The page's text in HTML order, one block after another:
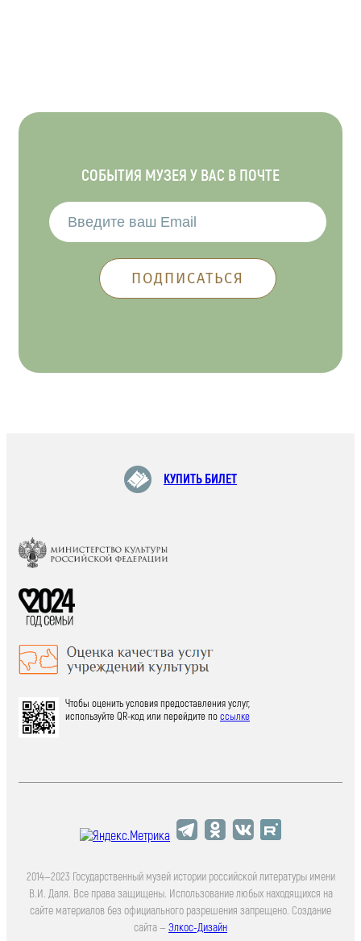
СОБЫТИЯ МУЗЕЯ У ВАС В ПОЧТЕ
КУПИТЬ БИЛЕТ
Чтобы оценить условия предоставления услуг,
используйте QR-код или перейдите поссылке
2014—2023 Государственный музей истории российской литературы имени
В.И. Даля. Все права защищены. Использование любых находящихся на
сайте материалов без официального разрешения запрещено. Создание
сайта — Элкос-Дизайн